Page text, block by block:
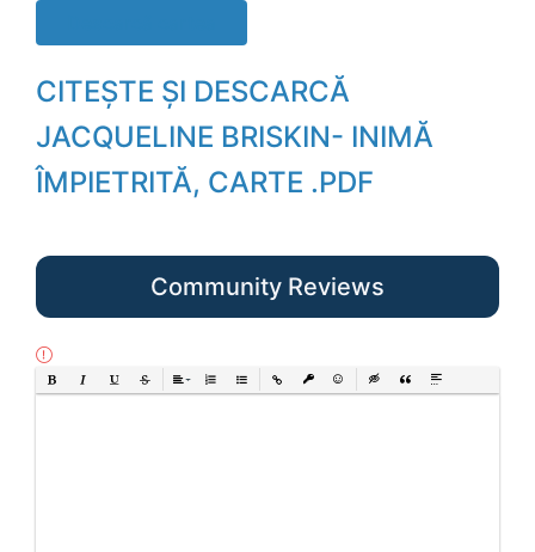
CITEȘTE ȘI DESCARCĂ
JACQUELINE BRISKIN- INIMĂ
ÎMPIETRITĂ, CARTE .PDF
Community Reviews
Bold Italic UnderlineStrikethrough
AlignOrdered List
Unordered List
Insert LinkInsert protected link
EmoticonsInsert hidden text
Insert Quote
Insert spoiler